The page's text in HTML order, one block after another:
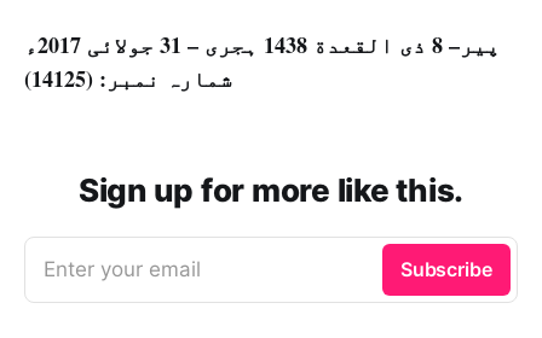
پیر– 8 ذی القعدة 1438 ہجری – 31 جولائی 2017ء
شمارہ نمبر: (14125)
Sign up for more like this.
Enter your email Subscribe